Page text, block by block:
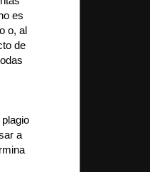
es
o, al
de
a